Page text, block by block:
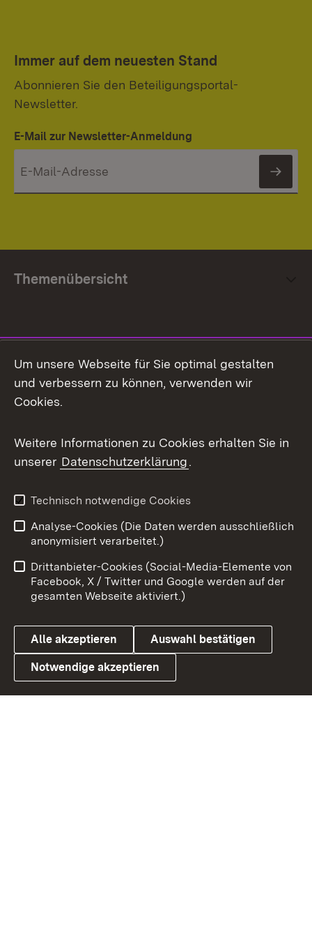
Immer auf dem neuesten Stand
Abonnieren Sie den Beteiligungsportal-
Newsletter.
E-Mail zur Newsletter-Anmeldung
Themenübersicht
Facebook
X / Twitter
Youtube
Link zum Landesportal
Impressum
Kontakt
Barrierefreiheit
Datenschutz
Cookies
Um unsere Webseite für Sie optimal gestalten
und verbessern zu können, verwenden wir
Cookies.
Weitere Informationen zu Cookies erhalten Sie in
unserer Datenschutzerklärung.
Technisch notwendige Cookies
Analyse-Cookies (Die Daten werden ausschließlich
anonymisiert verarbeitet.)
Drittanbieter-Cookies (Social-Media-Elemente von
Facebook, X / Twitter und Google werden auf der
gesamten Webseite aktiviert.)
Alle akzeptieren Auswahl bestätigen
Notwendige akzeptieren